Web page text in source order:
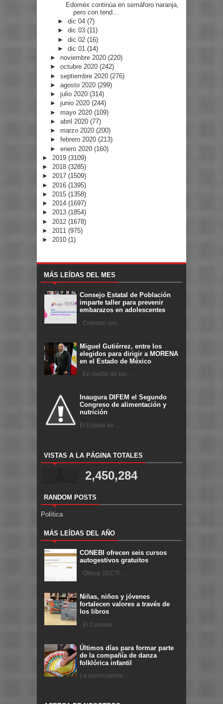
Edoméx continúa en semáforo naranja,
pero con tend...
►dic 04(7)
►dic 03(11)
►dic 02(16)
►dic 01(14)
► noviembre 2020 (220)
► octubre 2020 (242)
► septiembre 2020 (276)
► agosto 2020 (299)
► julio 2020 (314)
► junio 2020 (244)
► mayo 2020 (109)
► abril 2020 (77)
► marzo 2020 (200)
► febrero 2020 (213)
► enero 2020 (160)
► 2019 (3109)
► 2018 (3285)
► 2017 (1509)
► 2016 (1395)
► 2015 (1358)
► 2014 (1697)
► 2013 (1854)
► 2012 (1678)
► 2011 (975)
► 2010 (1)
MÁS LEÍDAS DEL MES
Consejo Estatal de Población
imparte taller para prevenir
embarazos en adolescentes
Cuentan con ...
Miguel Gutiérrez, entre los
elegidos para dirigir a MORENA
en el Estado de México
En medio de las ...
Inaugura DIFEM el Segundo
Congreso de alimentación y
nutrición
El Estado de ...
VISTAS A LA PÁGINA TOTALES
2,450,284
RANDOM POSTS
Política
MÁS LEÍDAS DEL AÑO
CONEBI ofrecen seis cursos
autogestivos gratuitos
Ofrece SECTI ...
Niñas, niños y jóvenes
fortalecen valores a través de
los libros
El Consejo ...
Últimos días para formar parte
de la compañía de danza
folklórica infantil
La convocatoria ...